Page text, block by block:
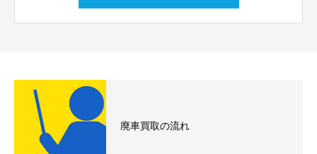
廃車買取の流れ